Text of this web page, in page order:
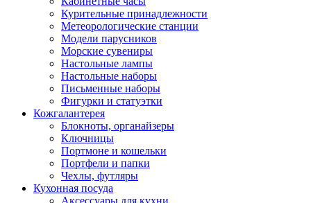
Курительные принадлежности
Метеорологические станции
Модели парусников
Морские сувениры
Настольные лампы
Настольные наборы
Письменные наборы
Фигурки и статуэтки
Кожгалантерея
Блокноты, органайзеры
Ключницы
Портмоне и кошельки
Портфели и папки
Чехлы, футляры
Кухонная посуда
Аксессуары для кухни